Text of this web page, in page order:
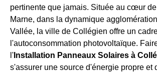
pertinente que jamais. Située au cœur
Marne, dans la dynamique
Vallée, la ville de Collégien offre un
l'autoconsommation photovoltaïque.
l' Installation Panneaux Solaires à
s'assurer une source d'énergie propre et